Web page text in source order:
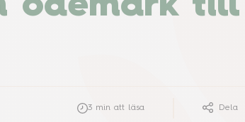
3 min att läsa Dela